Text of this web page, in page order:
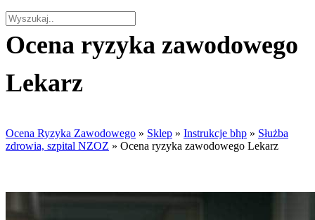
Ocena ryzyka zawodowego
Lekarz
Ocena Ryzyka Zawodowego » Sklep » Instrukcje bhp » Służba
zdrowia, szpital NZOZ » Ocena ryzyka zawodowego Lekarz